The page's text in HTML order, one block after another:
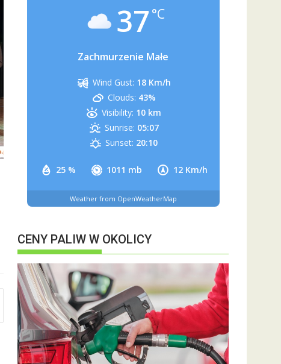
37 °C
Zachmurzenie Małe
25 % 1011 mb 12 Km/h
Wind Gust: 18 Km/h
Clouds: 43%
Visibility: 10 km
Sunrise: 05:07
Sunset: 20:10
Weather from OpenWeatherMap
CENY PALIW W OKOLICY